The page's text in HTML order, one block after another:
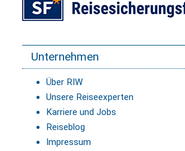
Unternehmen
Über RIW
Unsere Reiseexperten
Karriere und Jobs
Reiseblog
Impressum